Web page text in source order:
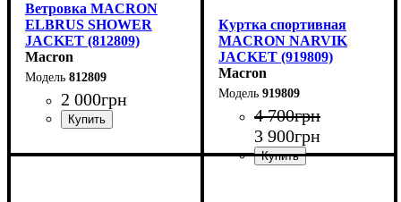
Ветровка MACRON
ELBRUS SHOWER
JACKET (812809)
Macron
812809
2 000грн
Куртка спортивная
MACRON NARVIK
JACKET (919809)
Macron
919809
4 700грн
3 900грн